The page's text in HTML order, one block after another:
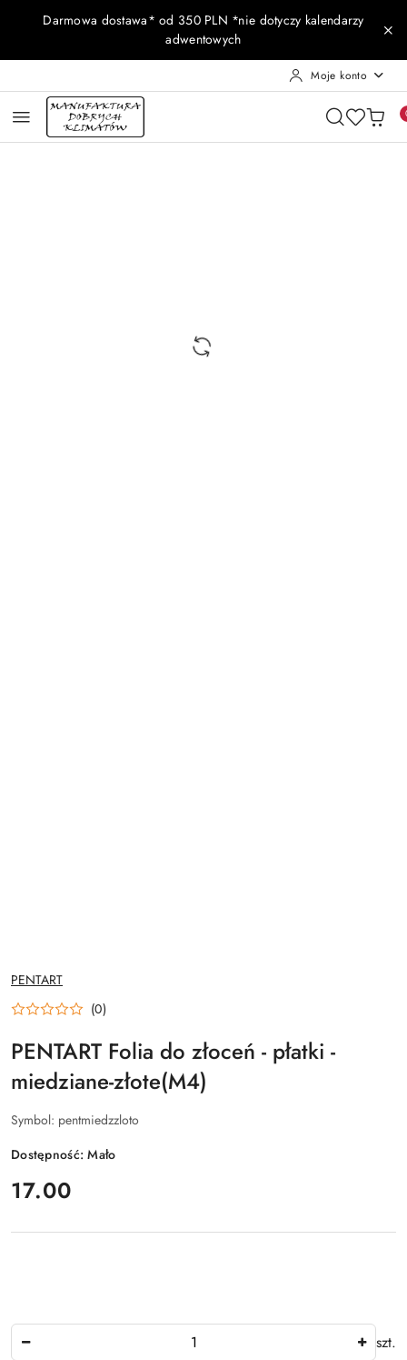
Przejdź do treści głównej
Przejdź do wyszukiwarki
Przejdź do moje konto
Przejdź do menu głównego
Przejdź do opisu produktu
Przejdź do stopki
Darmowa dostawa* od 350 PLN *nie dotyczy kalendarzy
adwentowych
Moje konto
NAZWA
PRODUCENTA:
PENTART
(0)
PENTART Folia do złoceń - płatki -
miedziane-złote(M4)
Symbol: pentmiedzzloto
Dostępność:Mało
cena:
17.00
szt.